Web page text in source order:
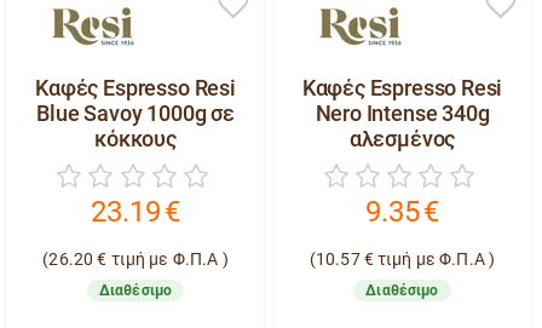
Καφές Espresso Resi
Blue Savoy 1000g σε
κόκκους
23.19€
(26.20 € τιμή με Φ.Π.Α )
Διαθέσιμο
Καφές Espresso Resi
Nero Intense 340g
αλεσμένος
9.35€
(10.57 €τιμή με Φ.Π.Α )
Διαθέσιμο